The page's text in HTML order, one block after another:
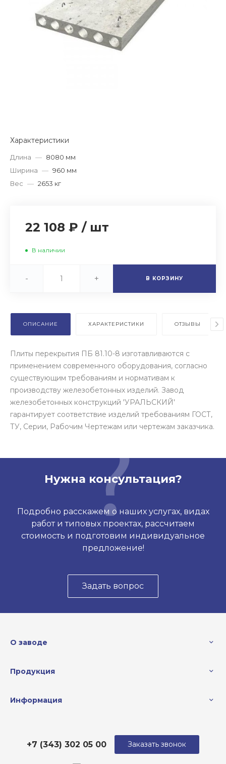
Характеристики
Длина — 8080 мм
Ширина — 960 мм
Вес — 2653 кг
22 108 ₽ / шт
В наличии
- + В КОРЗИНУ
ОПИСАНИЕ ХАРАКТЕРИСТИКИ ОТЗЫВЫ
Плиты перекрытия ПБ 81.10-8 изготавливаются с
применением современного оборудования, согласно
существующим требованиям и нормативам к
производству железобетонных изделий. Завод
железобетонных конструкций 'УРАЛЬСКИЙ'
гарантирует соответствие изделий требованиям ГОСТ,
ТУ, Серии, Рабочим Чертежам или чертежам заказчика.
Нужна консультация?
Подробно расскажем о наших услугах, видах
работ и типовых проектах, рассчитаем
стоимость и подготовим индивидуальное
предложение!
Задать вопрос
О заводе
Продукция
Информация
+7 (343) 302 05 00 Заказать звонок